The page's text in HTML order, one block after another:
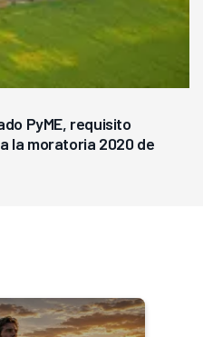
PyME, requisito
la moratoria 2020 de